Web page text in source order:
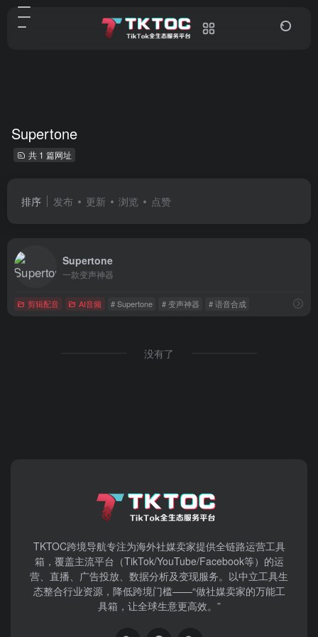
Supertone
共 1 篇网址
排序 发布 更新 浏览 点赞
Supertone
一款变声神器
剪辑配音 AI音频 # Supertone # 变声神器 # 语音合成
没有了
TKTOC跨境导航​专注为海外社媒卖家提供全链路运营工具
箱，覆盖主流平台（TikTok/YouTube/Facebook等）​的运
营、直播、广告投放、数据分析及变现服务。以中立工具生
态整合行业资源，降低跨境门槛——“做社媒卖家的万能工
具箱，让全球生意更高效。”